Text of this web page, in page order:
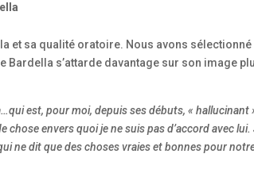
et sa qualité oratoire. Nous avons sélectionné
s’attarde davantage sur son image
est, pour moi, depuis ses débuts, « hallucinant
envers quoi je ne suis pas d’accord avec lui.
ne dit que des choses vraies et bonnes pour